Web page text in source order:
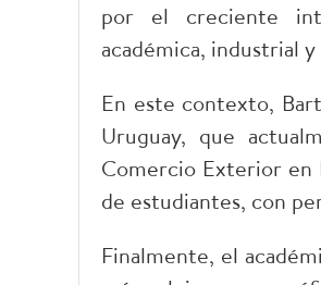
por el creciente
académica, industrial
En este contexto,
Uruguay, que
Comercio Exterior en
de estudiantes, con
Finalmente, el